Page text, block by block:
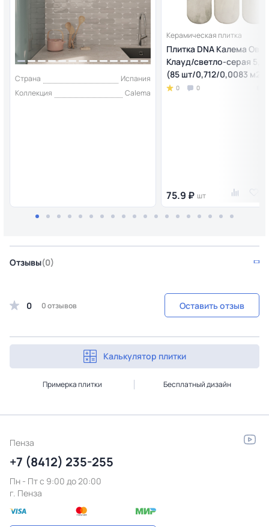
Страна
Испания
Коллекция
Calema
Керамическая плитка
Плитка DNA Калема Овал
Клауд/светло-серая
(85 шт/0,712/0,0083 м2)
0 0
75.9 ₽ шт
Отзывы(0)
0 0 отзывов Оставить отзыв
Калькулятор плитки
Примерка плитки Бесплатный дизайн
Пенза
+7 (8412) 235-255
Пн - Пт c 9:00 до 20:00
г. Пенза